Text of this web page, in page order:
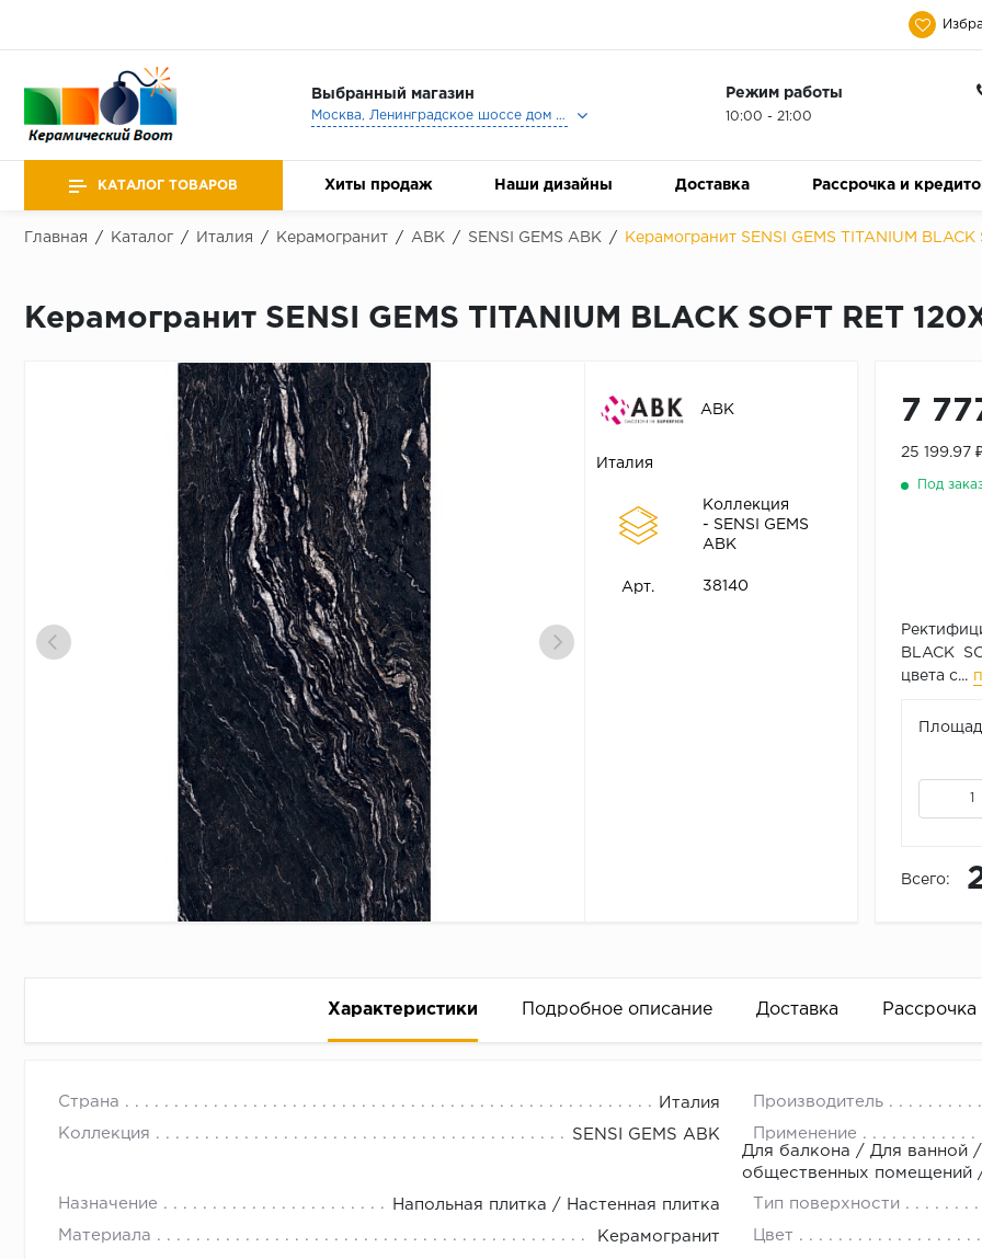
Выбранный магазин
Москва, Ленинградское шоссе дом 25, Торговый Центр Family Room, 2-ой этаж, Магазин Керамический Бум.
Режим работы
10:00 - 21:00
КАТАЛОГ ТОВАРОВ Хиты продаж Наши дизайны Доставка Рассрочка и
Главная / Каталог / Италия / Керамогранит / ABK / SENSI GEMS ABK / Керамогранит SENSI GEMS TITANIUM BLACK
Керамогранит SENSI GEMS TITANIUM BLACK SOFT RET
ABK
Италия
Коллекция
- SENSI GEMS
ABK
Арт. 38140
7
25 199.97
Под
BLACK
цвета с...
Всего:
Характеристики Подробное описание Доставка
Страна Италия Производитель
Коллекция SENSI GEMS ABK
Применение
Для балкона / Для ванной
общественных помещений
Назначение Напольная плитка / Настенная плитка Тип поверхности
Материала Керамогранит Цвет